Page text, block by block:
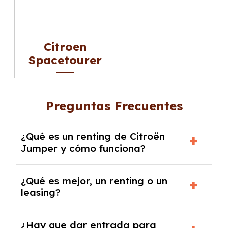
Citroen
Spacetourer
Preguntas Frecuentes
¿Qué es un renting de Citroën
Jumper y cómo funciona?
Elrenting de Citroën Jumperes una
modalidad de alquiler a medio y largo plazo
¿Qué es mejor, un renting o un
leasing?
La elección entrerenting y leasing
depende
¿Hay que dar entrada para